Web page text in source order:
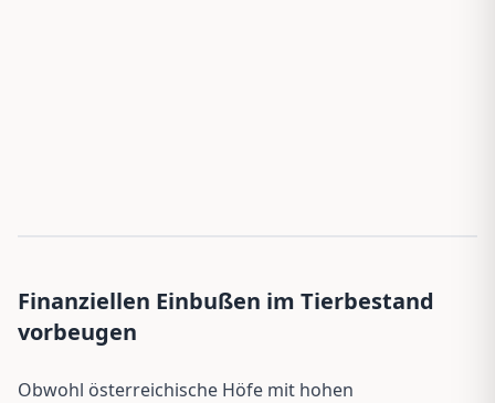
Finanziellen Einbußen im Tierbestand
vorbeugen
Obwohl österreichische Höfe mit hohen